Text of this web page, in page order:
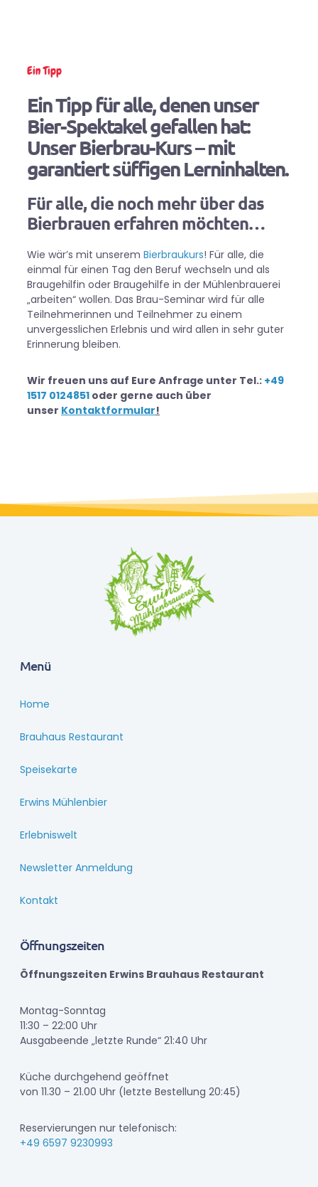
Ein Tipp
Ein Tipp für alle, denen unser
Bier-Spektakel gefallen hat:
Unser Bierbrau-Kurs – mit
garantiert süffigen Lerninhalten.
Für alle, die noch mehr über das
Bierbrauen erfahren möchten…
Wie wär’s mit unserem Bierbraukurs! Für alle, die
einmal für einen Tag den Beruf wechseln und als
Braugehilfin oder Braugehilfe in der Mühlenbrauerei
„arbeiten“ wollen. Das Brau-Seminar wird für alle
Teilnehmerinnen und Teilnehmer zu einem
unvergesslichen Erlebnis und wird allen in sehr guter
Erinnerung bleiben.
Wir freuen uns auf Eure Anfrage unter Tel.: +49
1517 0124851 oder gerne auch über
unser Kontaktformular!
Menü
Home
Brauhaus Restaurant
Speisekarte
Erwins Mühlenbier
Erlebniswelt
Newsletter Anmeldung
Kontakt
Öffnungszeiten
Öffnungszeiten Erwins Brauhaus Restaurant
Montag-Sonntag
11:30 – 22:00 Uhr
Ausgabeende „letzte Runde“ 21:40 Uhr
Küche durchgehend geöffnet
von 11.30 – 21.00 Uhr (letzte Bestellung 20:45)
Reservierungen nur telefonisch:
+49 6597 9230993